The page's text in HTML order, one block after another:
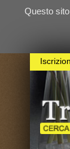
Questo sito